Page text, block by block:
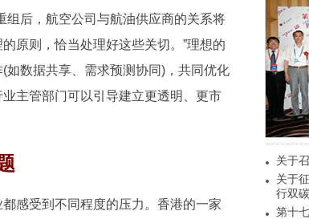
后，航空公司与航油供应商的关系将
原则，恰当处理好这些关切。”理想的
数据共享、需求预测协同)，共同优化
主管部门可以引导建立更透明、更市
感受到不同程度的压力。香港的一家
关于
关于
行双
第十